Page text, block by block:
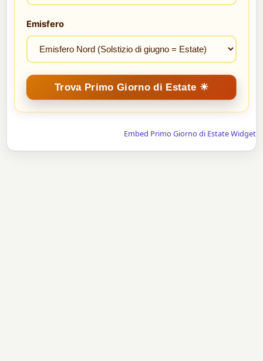
Emisfero
Embed Primo Giorno di Estate Widget